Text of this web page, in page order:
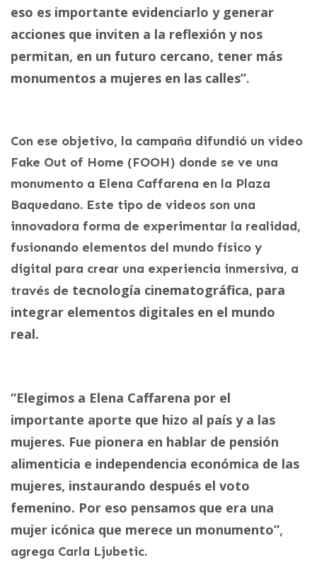
eso es importante evidenciarlo y generar
acciones que inviten a la reflexión y nos
permitan, en un futuro cercano, tener más
monumentos a mujeres en las calles”.
Con ese objetivo, la campaña difundió un video
Fake Out of Home (FOOH) donde se ve una
monumento a Elena Caffarena en la Plaza
Baquedano. Este tipo de videos son una
innovadora forma de experimentar la realidad,
fusionando elementos del mundo físico y
digital para crear una experiencia inmersiva, a
través de tecnología cinematográfica, para
integrar elementos digitales en el mundo
real.
“Elegimos a Elena Caffarena por el
importante aporte que hizo al país y a las
mujeres. Fue pionera en hablar de pensión
alimenticia e independencia económica de las
mujeres, instaurando después el voto
femenino. Por eso pensamos que era una
mujer icónica que merece un monumento”,
agrega Carla Ljubetic.